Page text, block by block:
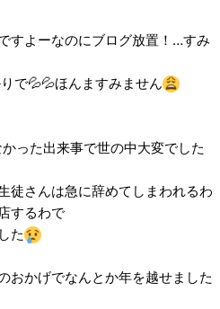
すよーなのにブログ放置！…すみ
で💦💦ほんますみません
った出来事で世の中大変でした
徒さんは急に辞めてしまわれるわ
するわで
た
おかげでなんとか年を越せました